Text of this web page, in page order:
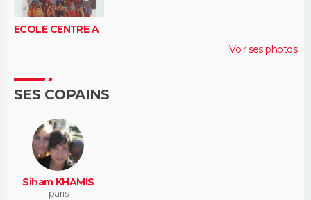
ECOLE CENTRE A
Voir ses photos
SES COPAINS
Siham KHAMIS
paris